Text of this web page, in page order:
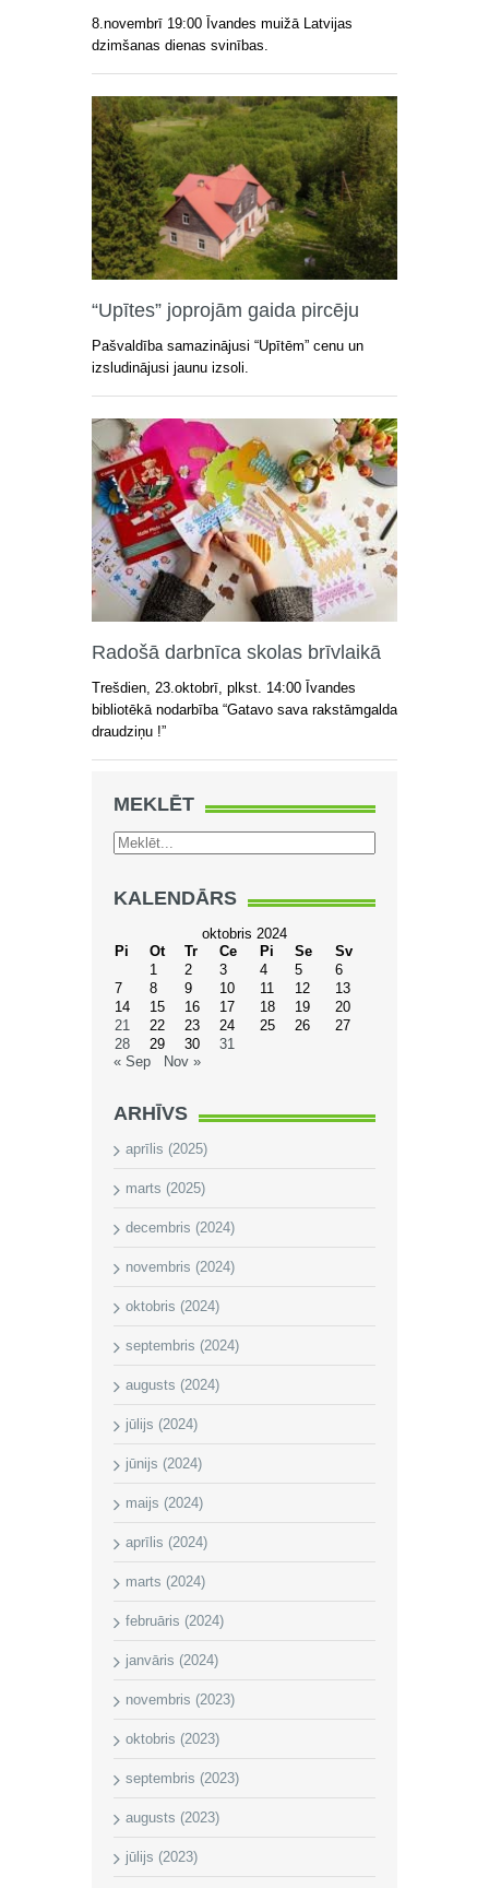
8.novembrī 19:00 Īvandes muižā Latvijas
dzimšanas dienas svinības.
“Upītes” joprojām gaida pircēju
Pašvaldība samazinājusi “Upītēm” cenu un
izsludinājusi jaunu izsoli.
Radošā darbnīca skolas brīvlaikā
Trešdien, 23.oktobrī, plkst. 14:00 Īvandes
bibliotēkā nodarbība “Gatavo sava rakstāmgalda
draudziņu !”
MEKLĒT
KALENDĀRS
oktobris 2024
Pi
Ot Tr Ce Pi Se
Sv
1
2 3 4 5
6
7
8 9 10 11 12
13
14
15 16 17 18 19
20
21
22 23 24 25 26
27
28
29 30
31
« Sep
Nov »
ARHĪVS
aprīlis (2025)
marts (2025)
decembris (2024)
novembris (2024)
oktobris (2024)
septembris (2024)
augusts (2024)
jūlijs (2024)
jūnijs (2024)
maijs (2024)
aprīlis (2024)
marts (2024)
februāris (2024)
janvāris (2024)
novembris (2023)
oktobris (2023)
septembris (2023)
augusts (2023)
jūlijs (2023)